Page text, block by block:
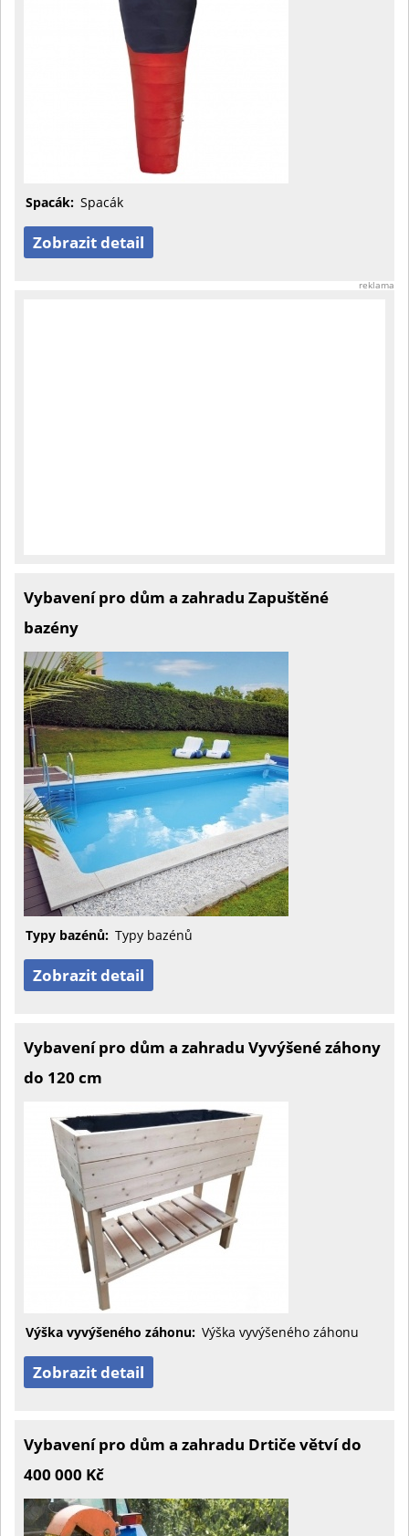
Spacák: Spacák
Zobrazit detail
reklama
Vybavení pro dům a zahradu Zapuštěné
bazény
Typy bazénů: Typy bazénů
Zobrazit detail
Vybavení pro dům a zahradu Vyvýšené záhony
do 120 cm
Výška vyvýšeného záhonu: Výška vyvýšeného záhonu
Zobrazit detail
Vybavení pro dům a zahradu Drtiče větví do
400 000 Kč